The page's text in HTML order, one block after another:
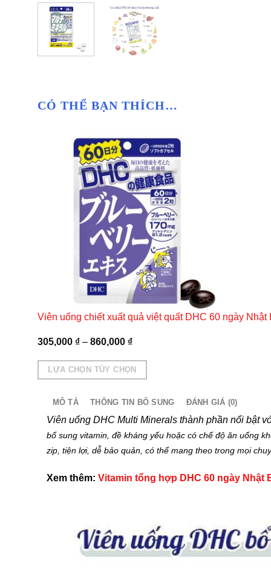
CÓ THỂ BẠN THÍCH…
Viên uống chiết xuất quả việt quất DHC 60 ngày Nhật
305,000 ₫– 860,000 ₫
LỰA CHỌN TÙY CHỌN
phẩm
này
nhiều
thể.
MÔ TẢ THÔNG TIN BỔ SUNG ĐÁNH GIÁ (0)
Viên uống DHC Multi Minerals thành phần nổi bật
bổ sung vitamin, đề kháng yếu hoặc có chế độ ăn uống
zip, tiện lợi, dễ bảo quản, có thể mang theo trong mọi
Xem thêm: Vitamin tổng hợp DHC 60 ngày Nhật